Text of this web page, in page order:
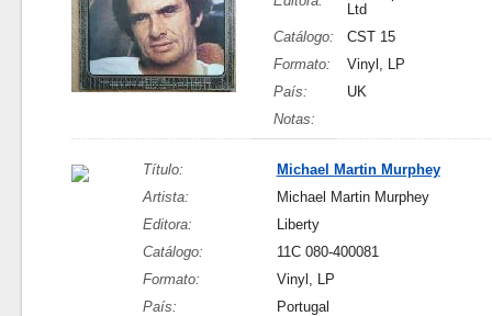
Ltd
Catálogo:
CST 15
Formato:
Vinyl, LP
País:
UK
Notas:
Título:
Michael Martin Murphey
Artista:
Michael Martin Murphey
Editora:
Liberty
Catálogo:
11C 080-400081
Formato:
Vinyl, LP
País:
Portugal